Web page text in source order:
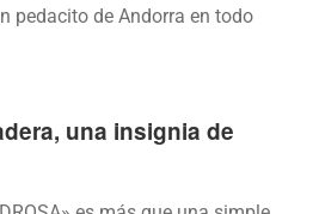
pedacito de Andorra en todo
una insignia de